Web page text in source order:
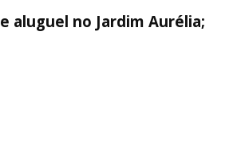
aluguel no Jardim Aurélia;